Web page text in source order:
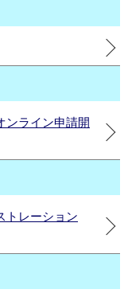
ンライン申請開
トレーション